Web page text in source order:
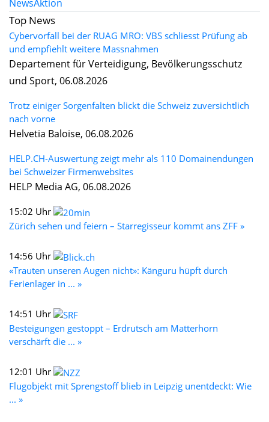
NewsAktion
Top News
Cybervorfall bei der RUAG MRO: VBS schliesst Prüfung ab
und empfiehlt weitere Massnahmen
Departement für Verteidigung, Bevölkerungsschutz
und Sport, 06.08.2026
Trotz einiger Sorgenfalten blickt die Schweiz zuversichtlich
nach vorne
Helvetia Baloise, 06.08.2026
HELP.CH-Auswertung zeigt mehr als 110 Domainendungen
bei Schweizer Firmenwebsites
HELP Media AG, 06.08.2026
15:02 Uhr
Zürich sehen und feiern – Starregisseur kommt ans ZFF »
14:56 Uhr
«Trauten unseren Augen nicht»: Känguru hüpft durch
Ferienlager in ... »
14:51 Uhr
Besteigungen gestoppt – Erdrutsch am Matterhorn
verschärft die ... »
12:01 Uhr
Flugobjekt mit Sprengstoff blieb in Leipzig unentdeckt: Wie
... »